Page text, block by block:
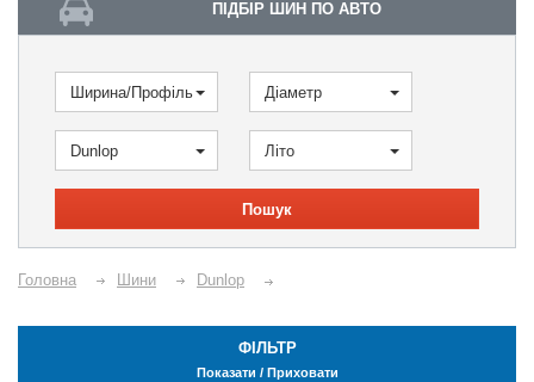
ПІДБІР ШИН ПО АВТО
Ширина/Профіль Діаметр
Dunlop Літо
Пошук
Головна Шини Dunlop
ФІЛЬТР
Показати / Приховати